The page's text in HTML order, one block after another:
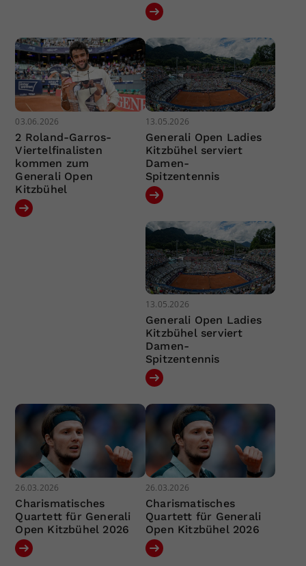
03.06.2026
2 Roland-Garros-
Viertelfinalisten
kommen zum
Generali Open
Kitzbühel
13.05.2026
Generali Open Ladies
Kitzbühel serviert
Damen-
Spitzentennis
13.05.2026
Generali Open Ladies
Kitzbühel serviert
Damen-
Spitzentennis
26.03.2026
Charismatisches
Quartett für Generali
Open Kitzbühel 2026
26.03.2026
Charismatisches
Quartett für Generali
Open Kitzbühel 2026